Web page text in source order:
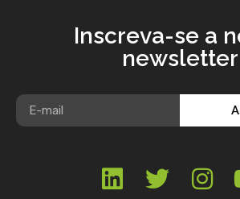
Inscreva-se a
newsletter